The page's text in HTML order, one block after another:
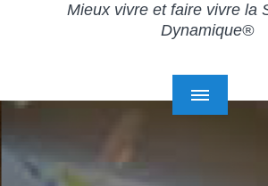
Mieux vivre et faire vivre la
Dynamique®